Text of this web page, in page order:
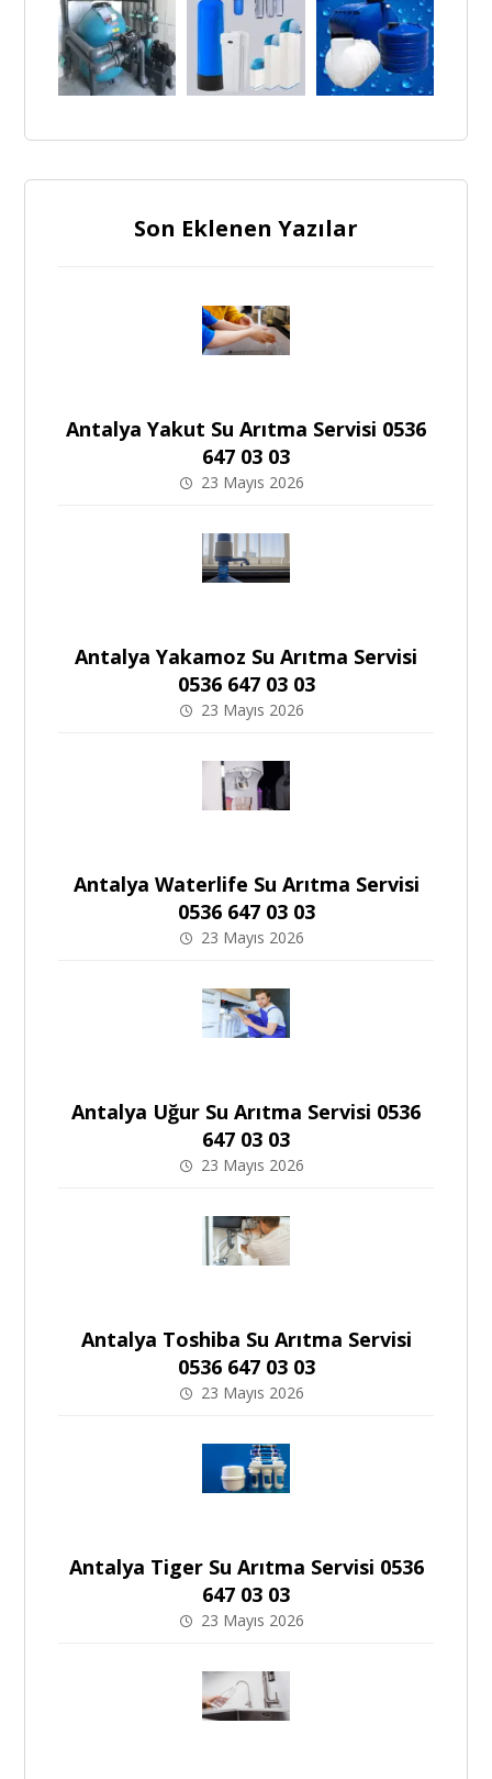
Son Eklenen Yazılar
Antalya Yakut Su Arıtma Servisi 0536
647 03 03
23 Mayıs 2026
Antalya Yakamoz Su Arıtma Servisi
0536 647 03 03
23 Mayıs 2026
Antalya Waterlife Su Arıtma Servisi
0536 647 03 03
23 Mayıs 2026
Antalya Uğur Su Arıtma Servisi 0536
647 03 03
23 Mayıs 2026
Antalya Toshiba Su Arıtma Servisi
0536 647 03 03
23 Mayıs 2026
Antalya Tiger Su Arıtma Servisi 0536
647 03 03
23 Mayıs 2026